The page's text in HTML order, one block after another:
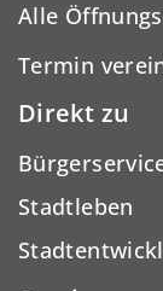
Alle
Termin
Direkt zu
Stadtleben